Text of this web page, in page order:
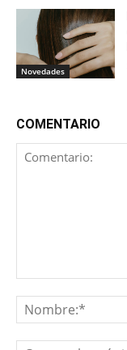
Novedades
COMENTARIO